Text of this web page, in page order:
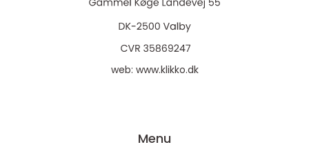
web: www.klikko.dk
Menu